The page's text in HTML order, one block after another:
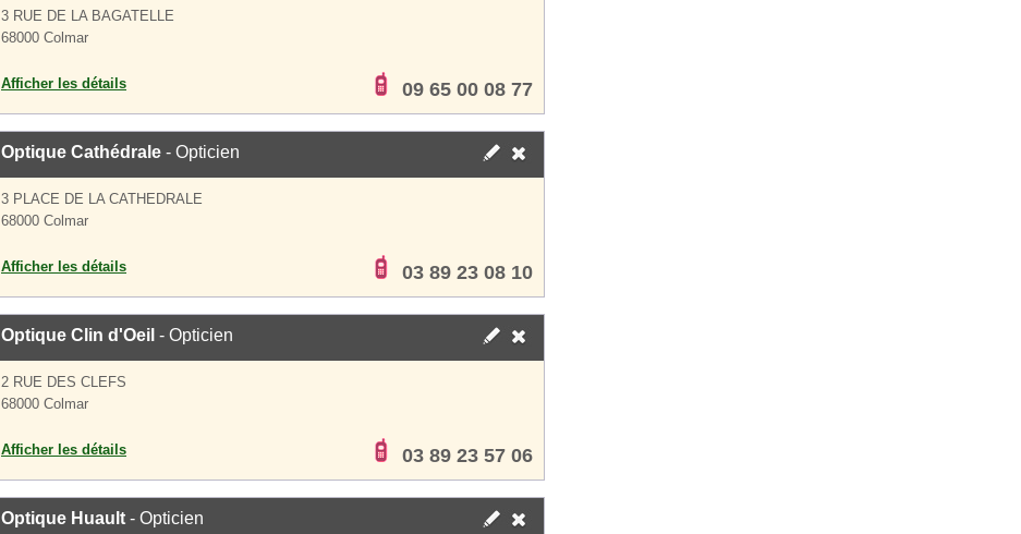
3 RUE DE LA BAGATELLE
68000 Colmar
Afficher les détails 09 65 00 08 77
Optique Cathédrale - Opticien
3 PLACE DE LA CATHEDRALE
68000 Colmar
Afficher les détails 03 89 23 08 10
Optique Clin d'Oeil - Opticien
2 RUE DES CLEFS
68000 Colmar
Afficher les détails 03 89 23 57 06
Optique Huault - Opticien